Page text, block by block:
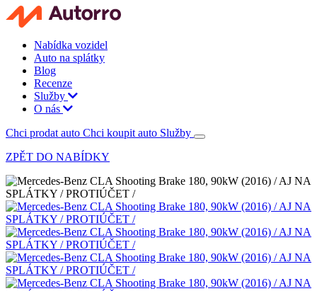
Nabídka vozidel
Auto na splátky
Blog
Recenze
Služby
O nás
Chci prodat auto Chci koupit auto Služby
ZPĚT DO NABÍDKY